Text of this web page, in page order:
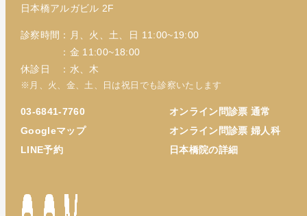
日本橋アルガビル 2F
診察時間：月、火、土、日 11:00~19:00
：金 11:00~18:00
休診日 ：水、木
※月、火、金、土、日は祝日でも診察いたします
03-6841-7760
Googleマップ
LINE予約
オンライン問診票 通常
オンライン問診票 婦人科
日本橋院の詳細